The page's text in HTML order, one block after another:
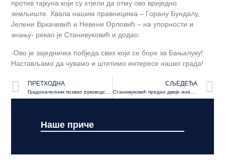
против тајкуна који су хтјели да отму ово вриједно
земљиште. Хвала нашим правницима – Горану Бундалу,
Јелени Вркачевић и Невени Орловић – на упорности и
знању- рекао је Станивуковић и додао:
-Ово је заједничка побједа свих који се боре за Бањалуку!
Настављамо да чувамо и штитимо интересе нашег града!
ПРЕТХОДНА СЉЕДЕЋА
Наше приче